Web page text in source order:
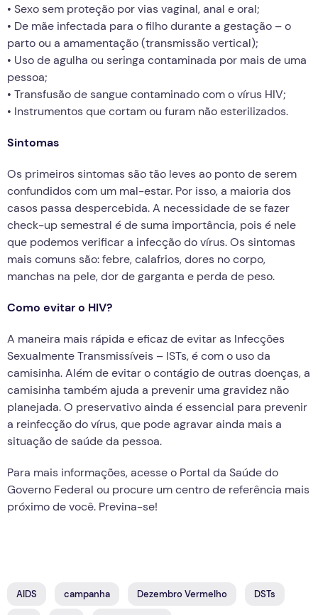
• Sexo sem proteção por vias vaginal, anal e oral;
• De mãe infectada para o filho durante a gestação – o
parto ou a amamentação (transmissão vertical);
• Uso de agulha ou seringa contaminada por mais de uma
pessoa;
• Transfusão de sangue contaminado com o vírus HIV;
• Instrumentos que cortam ou furam não esterilizados.
Sintomas
Os primeiros sintomas são tão leves ao ponto de serem
confundidos com um mal-estar. Por isso, a maioria dos
casos passa despercebida. A necessidade de se fazer
check-up semestral é de suma importância, pois é nele
que podemos verificar a infecção do vírus. Os sintomas
mais comuns são: febre, calafrios, dores no corpo,
manchas na pele, dor de garganta e perda de peso.
Como evitar o HIV?
A maneira mais rápida e eficaz de evitar as Infecções
Sexualmente Transmissíveis – ISTs, é com o uso da
camisinha. Além de evitar o contágio de outras doenças, a
camisinha também ajuda a prevenir uma gravidez não
planejada. O preservativo ainda é essencial para prevenir
a reinfecção do vírus, que pode agravar ainda mais a
situação de saúde da pessoa.
Para mais informações, acesse o Portal da Saúde do
Governo Federal ou procure um centro de referência mais
próximo de você. Previna-se!
AIDS campanha Dezembro Vermelho DSTs